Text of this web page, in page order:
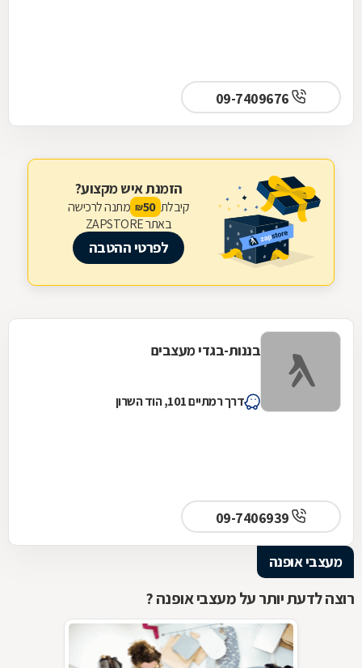
09-7409676
הזמנת איש מקצוע?
קיבלת 50
₪ מתנה לרכישה
באתר ZAPSTORE
לפרטי ההטבה
בננות-בגדי מעצבים
דרך רמתיים 101, הוד השרון
09-7406939
מעצבי אופנה
רוצה לדעת יותר על מעצבי אופנה ?